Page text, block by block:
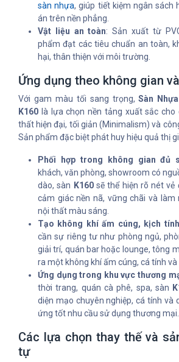
sàn nhựa, giúp tiết kiệm ngân sách
án trên nền phẳng.
Vật liệu an toàn: Sản xuất từ
phẩm đạt các tiêu chuẩn an toàn,
hại, thân thiện với môi trường.
Ứng dụng theo không gian
Với gam màu tối sang trọng,Sàn
K160 là lựa chọn nền tảng xuất sắc cho
thất hiện đại, tối giản (Minimalism) và
Sản phẩm đặc biệt phát huy hiệu quả thị
Phối hợp trong không gian đủ
khách, văn phòng, showroom có
dào, sàn K160sẽ thể hiện rõ nét vẻ
cảm giác nền nã, vững chãi và
nội thất màu sáng.
Tạo không khí ấm cúng, kịch
cần sự riêng tư như phòng ngủ,
giải trí, quán bar hoặc lounge, tông
ra một không khí ấm cúng, cá tính và
Ứng dụng trong khu vực thương
thời trang, quán cà phê, spa, sàn
diện mạo chuyên nghiệp, cá tính và
ứng tốt nhu cầu sử dụng thương mại.
Các lựa chọn thay thế và
tự